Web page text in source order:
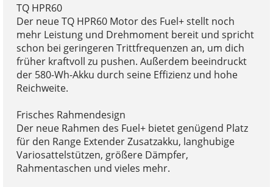
TQ HPR60
Der neue TQ HPR60 Motor des Fuel+ stellt noch
mehr Leistung und Drehmoment bereit und spricht
schon bei geringeren Trittfrequenzen an, um dich
früher kraftvoll zu pushen. Außerdem beeindruckt
der 580-Wh-Akku durch seine Effizienz und hohe
Reichweite.
Frisches Rahmendesign
Der neue Rahmen des Fuel+ bietet genügend Platz
für den Range Extender Zusatzakku, langhubige
Variosattelstützen, größere Dämpfer,
Rahmentaschen und vieles mehr.